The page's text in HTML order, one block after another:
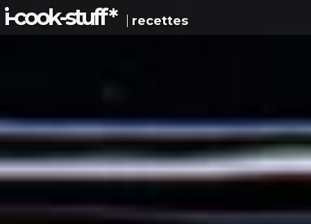
i-cook-stuff* recettes